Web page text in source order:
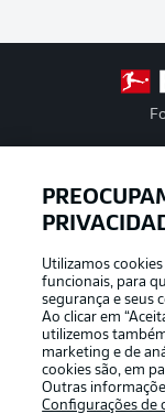
Oferecido por
Utilizamos
funcionais, para
segurança e seus
Ao clicar em
utilizemos
marketing e de
cookies são, em
Outras
Configurações de